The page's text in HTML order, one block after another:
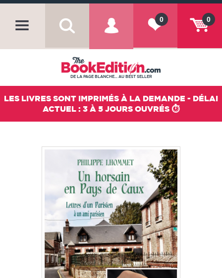
0
0
DE LA PAGE BLANCHE... AU BEST SELLER
LES LIVRES SONT IMPRIMÉS À LA DEMANDE - DÉLAI
ACTUEL : 3 À 5 JOURS OUVRÉS ⏱️